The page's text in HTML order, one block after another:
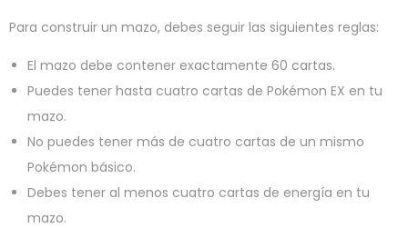
Para construir un mazo, debes seguir las siguientes reglas:
El mazo debe contener exactamente 60 cartas.
Puedes tener hasta cuatro cartas de Pokémon EX en tu
mazo.
No puedes tener más de cuatro cartas de un mismo
Pokémon básico.
Debes tener al menos cuatro cartas de energía en tu
mazo.